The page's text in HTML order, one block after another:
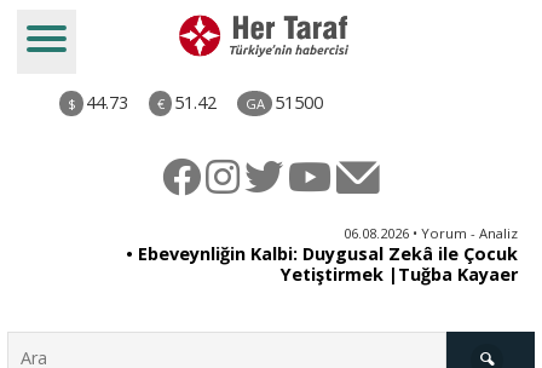
$ 44.73 € 51.42 GA 51500
06.08.2026 • Yorum - Analiz
• Ebeveynliğin Kalbi: Duygusal Zekâ ile Çocuk
Yetiştirmek |Tuğba Kayaer